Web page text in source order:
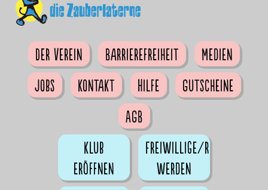
Der Verein Barrierefreiheit
Medien
Jobs
Kontakt Hilfe
Gutscheine
AGB
Klub
eröffnen
Freiwillige/r
werden